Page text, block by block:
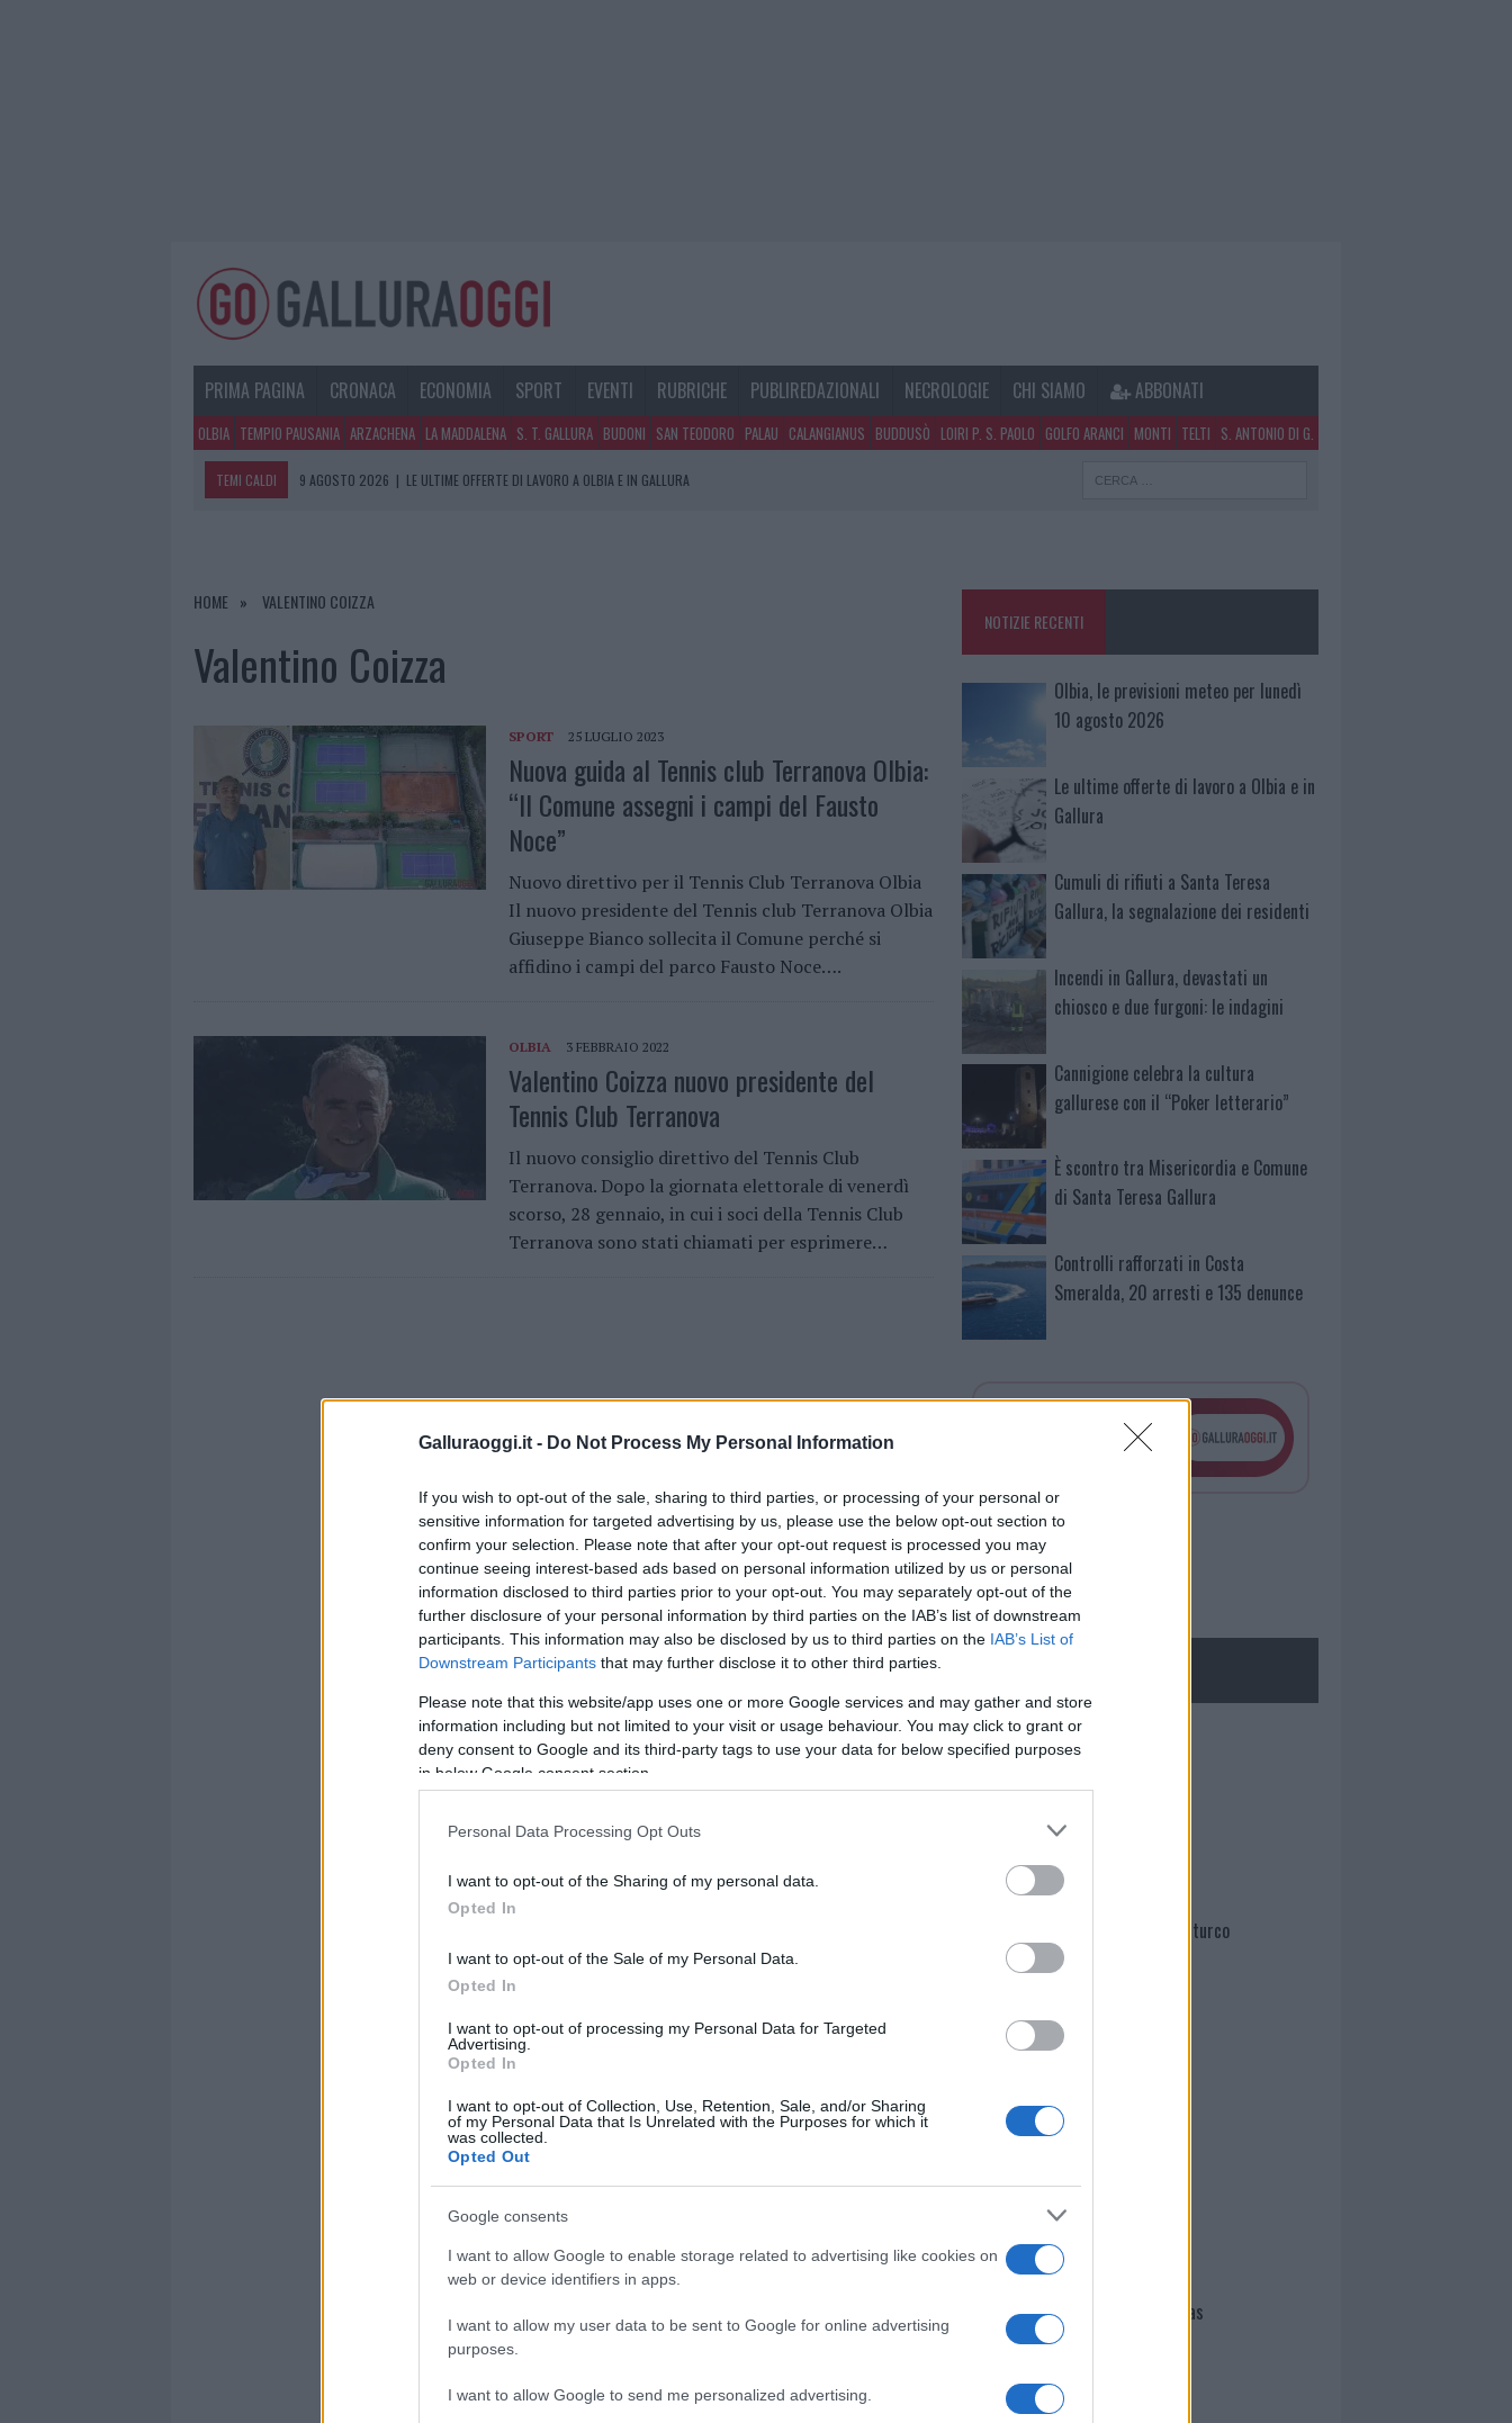
Galluraoggi.it - Do Not Process My Personal Information
If you wish to opt-out of the sale, sharing to third parties, or processing of your personal or
sensitive information for targeted advertising by us, please use the below opt-out section to
confirm your selection. Please note that after your opt-out request is processed you may
continue seeing interest-based ads based on personal information utilized by us or personal
information disclosed to third parties prior to your opt-out. You may separately opt-out of the
further disclosure of your personal information by third parties on the IAB’s list of downstream
participants. This information may also be disclosed by us to third parties on the IAB’s List of
Downstream Participants that may further disclose it to other third parties.
Please note that this website/app uses one or more Google services and may gather and store
information including but not limited to your visit or usage behaviour. You may click to grant or
deny consent to Google and its third-party tags to use your data for below specified purposes
in below Google consent section.
Personal Data Processing Opt Outs
I want to opt-out of the Sharing of my personal data.
Opted In
I want to opt-out of the Sale of my Personal Data.
Opted In
I want to opt-out of processing my Personal Data for Targeted
Advertising.
Opted In
I want to opt-out of Collection, Use, Retention, Sale, and/or Sharing
of my Personal Data that Is Unrelated with the Purposes for which it
was collected.
Opted Out
Google consents
I want to allow Google to enable storage related to advertising like cookies on
web or device identifiers in apps.
I want to allow my user data to be sent to Google for online advertising
purposes.
I want to allow Google to send me personalized advertising.
PRIMA PAGINA CRONACA ECONOMIA SPORT EVENTI RUBRICHE PUBLIREDAZIONALI NECROLOGIE CHI SIAMO ABBONATI
OLBIA TEMPIO PAUSANIA ARZACHENA LA MADDALENA S. T. GALLURA BUDONI SAN TEODORO PALAU CALANGIANUS BUDDUSÒ LOIRI P. S. PAOLO GOLFO ARANCI MONTI TELTI S. ANTONIO DI G.
TEMI CALDI 9 AGOSTO 2026 | LE ULTIME OFFERTE DI LAVORO A OLBIA E IN GALLURA
9 AGOSTO 2026 | CANNIGIONE CELEBRA LA CULTURA GALLURESE CON IL “POKER LETTERARIO”
HOME VALENTINO COIZZA
Valentino Coizza
SPORT 25 LUGLIO 2023
Nuova guida al Tennis club Terranova Olbia:
“Il Comune assegni i campi del Fausto
Noce”
Nuovo direttivo per il Tennis Club Terranova Olbia
Il nuovo presidente del Tennis club Terranova Olbia
Giuseppe Bianco sollecita il Comune perché si
affidino i campi del parco Fausto Noce….
OLBIA 3 FEBBRAIO 2022
Valentino Coizza nuovo presidente del
Tennis Club Terranova
Il nuovo consiglio direttivo del Tennis Club
Terranova. Dopo la giornata elettorale di venerdì
scorso, 28 gennaio, in cui i soci della Tennis Club
Terranova sono stati chiamati per esprimere…
NOTIZIE RECENTI
Olbia, le previsioni meteo per lunedì
10 agosto 2026
Le ultime offerte di lavoro a Olbia e in
Gallura
Cumuli di rifiuti a Santa Teresa
Gallura, la segnalazione dei residenti
Incendi in Gallura, devastati un
chiosco e due furgoni: le indagini
Cannigione celebra la cultura
gallurese con il “Poker letterario”
È scontro tra Misericordia e Comune
di Santa Teresa Gallura
Controlli rafforzati in Costa
Smeralda, 20 arresti e 135 denunce
Mario Malu
Paolo Pinna
Martina Agostina Diturco
I nostri cari
I nostri cari
I nostri cari
Giovannimaria Cabras